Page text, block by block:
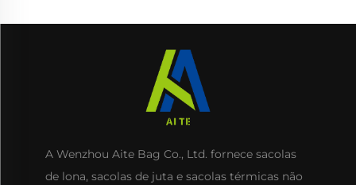
para Armazenamento,
A Wenzhou Aite Bag Co., Ltd. fornece sacolas
de lona, sacolas de juta e sacolas térmicas não